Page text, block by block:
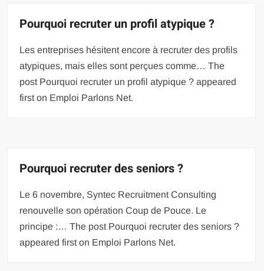
Pourquoi recruter un profil atypique ?
Les entreprises hésitent encore à recruter des profils
atypiques, mais elles sont perçues comme… The
post Pourquoi recruter un profil atypique ? appeared
first on Emploi Parlons Net.
Pourquoi recruter des seniors ?
Le 6 novembre, Syntec Recruitment Consulting
renouvelle son opération Coup de Pouce. Le
principe :… The post Pourquoi recruter des seniors ?
appeared first on Emploi Parlons Net.